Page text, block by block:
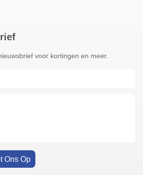
voor kortingen en meer.
Ons Op